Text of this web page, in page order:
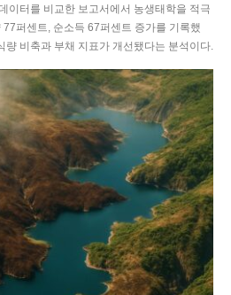
이터를 비교한 보고서에서 농생태학을 적극
퍼센트, 순소득 67퍼센트 증가를 기록했
량 비축과 부채 지표가 개선됐다는 분석이다.